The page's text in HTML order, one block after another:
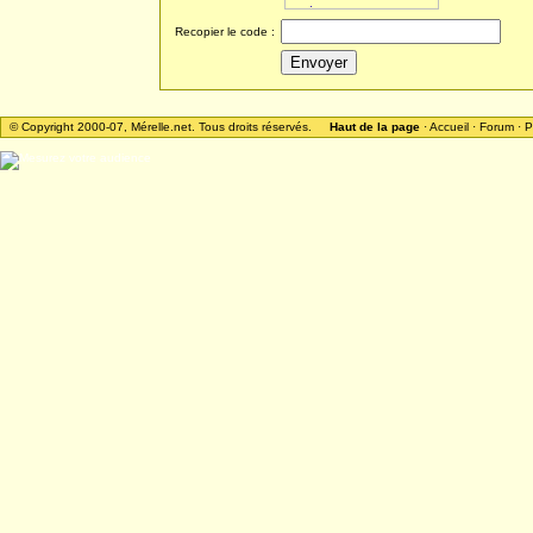
Recopier le code :
© Copyright 2000-07, Mérelle.net. Tous droits réservés. Haut de la page·Accueil· Forum·